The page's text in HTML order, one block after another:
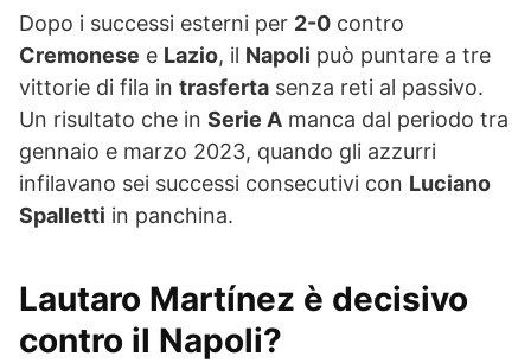
Dopo i successi esterni per 2-0 contro
Cremonese e Lazio, il Napoli può puntare a tre
vittorie di fila in trasferta senza reti al passivo.
Un risultato che in Serie A manca dal periodo tra
gennaio e marzo 2023, quando gli azzurri
infilavano sei successi consecutivi con Luciano
Spalletti in panchina.
Lautaro Martínez è decisivo
contro il Napoli?